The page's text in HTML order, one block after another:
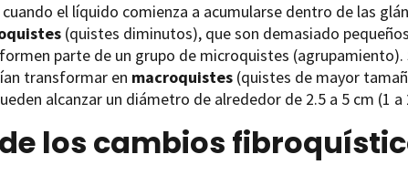
el líquido comienza a acumularse dentro de las
(quistes diminutos), que son demasiado
parte de un grupo de microquistes
transformar en macroquistes (quistes de mayor
alcanzar un diámetro de alrededor de 2.5 a 5 cm (1 a
los cambios